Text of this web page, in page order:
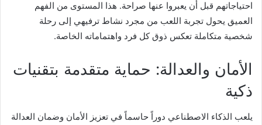
احتياجاتهم قبل أن يعبروا عنها صراحة. هذا المستوى من الفهم
العميق يحول تجربة اللعب من مجرد نشاط ترفيهي إلى رحلة
شخصية متكاملة تعكس ذوق كل فرد واهتماماته الخاصة.
الأمان والعدالة: حماية متقدمة بتقنيات
ذكية
يلعب الذكاء الاصطناعي دوراً حاسماً في تعزيز الأمان وضمان العدالة